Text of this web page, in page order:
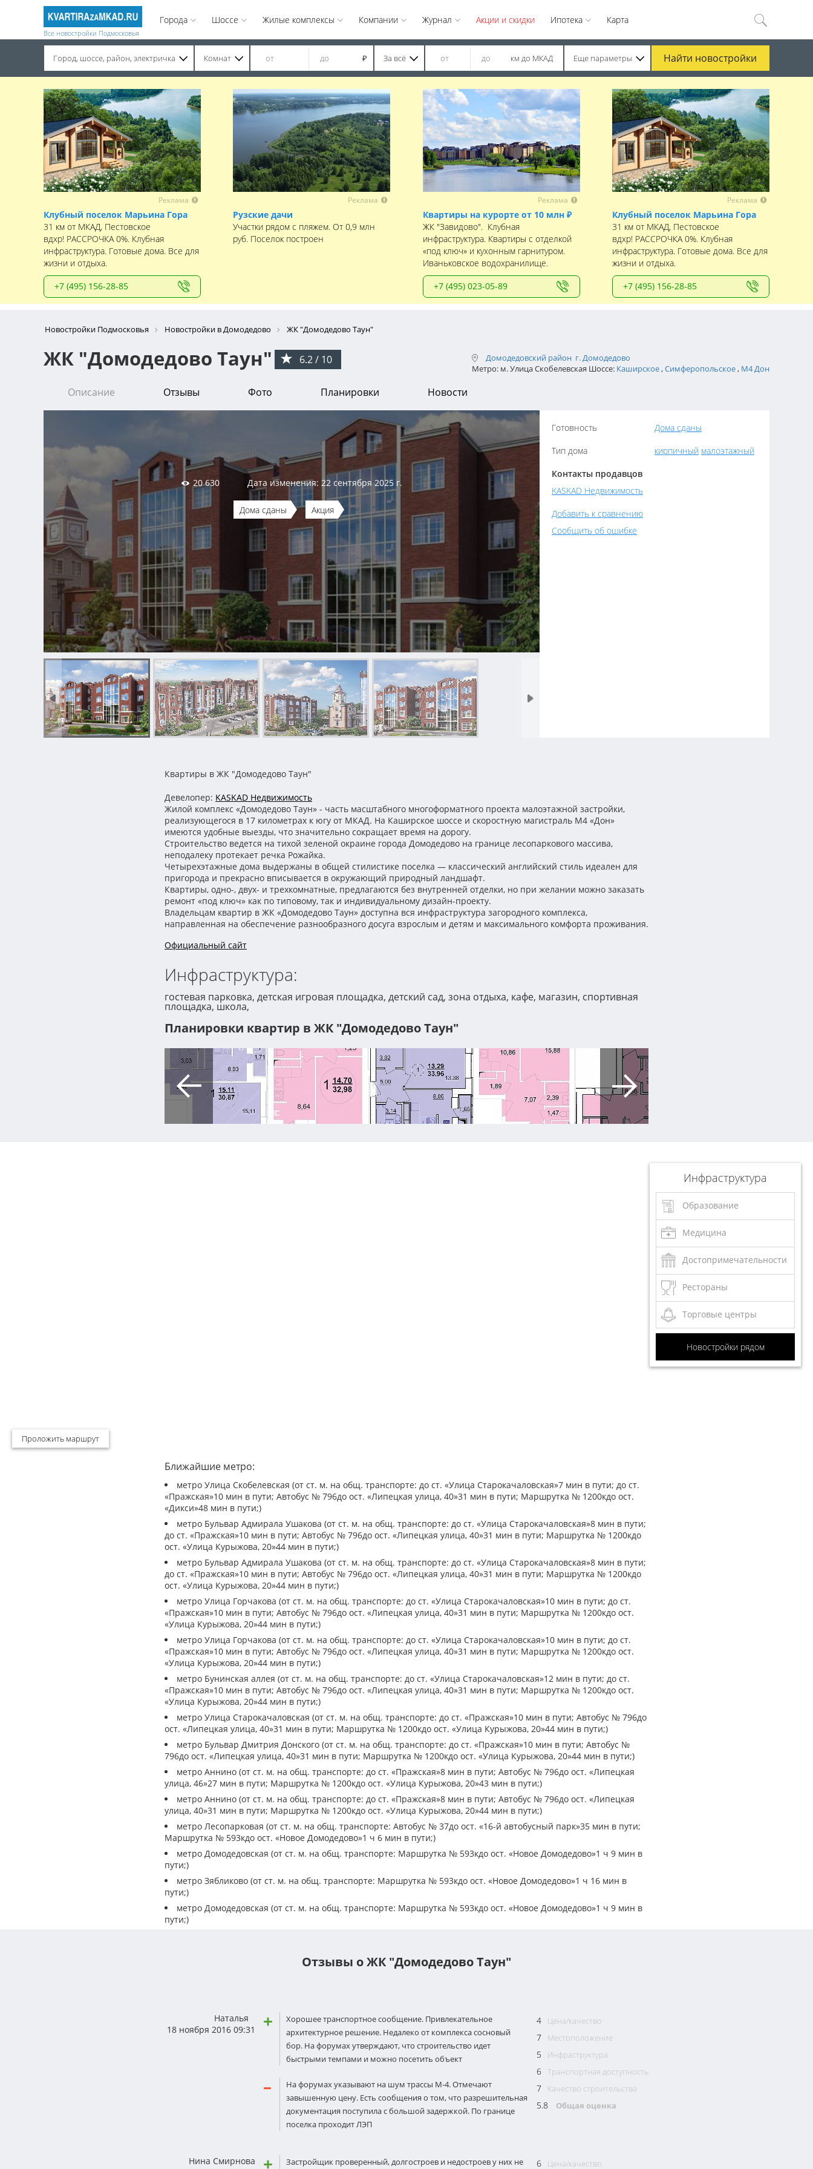
Все новостройки Подмосковья
Города Шоссе Жилые комплексы Компании Журнал Акции и скидки Ипотека Карта
Город, шоссе, район, электричка Комнат ₽ За всё км до МКАД Еще параметры Найти новостройки
Реклама
Клубный поселок Марьина Гора
31 км от МКАД, Пестовское
вдхр! РАССРОЧКА 0%. Клубная
инфраструктура. Готовые дома. Все для
жизни и отдыха.
+7 (495) 156-28-85
Реклама
Рузские дачи
Участки рядом с пляжем. От 0,9 млн
руб. Поселок построен
Реклама
Квартиры на курорте от 10 млн ₽
ЖК "Завидово". Клубная
инфраструктура. Квартиры с отделкой
«под ключ» и кухонным гарнитуром.
Иваньковское водохранилище.
+7 (495) 023-05-89
Реклама
Клубный поселок Марьина Гора
31 км от МКАД, Пестовское
вдхр! РАССРОЧКА 0%. Клубная
инфраструктура. Готовые дома. Все для
жизни и отдыха.
+7 (495) 156-28-85
Новостройки Подмосковья Новостройки в Домодедово ЖК "Домодедово Таун"
ЖК "Домодедово Таун" 6.2 / 10 Домодедовский район г. Домодедово
Метро: м. Улица Скобелевская Шоссе: Каширское ,Симферопольское , М4 Дон
Описание Отзывы Фото Планировки Новости
20 630 Дата изменения: 22 сентября 2025 г.
Дома сданы Акция
Готовность
Дома сданы
Тип дома
кирпичный малоэтажный
Контакты продавцов
KASKAD Недвижимость
Добавить к сравнению
Сообщить об ошибке
Квартиры в ЖК "Домодедово Таун"
Девелопер: KASKAD Недвижимость
Жилой комплекс «Домодедово Таун» - часть масштабного многоформатного проекта малоэтажной застройки,
реализующегося в 17 километрах к югу от МКАД. На Каширское шоссе и скоростную магистраль М4 «Дон»
имеются удобные выезды, что значительно сокращает время на дорогу.
Строительство ведется на тихой зеленой окраине города Домодедово на границе лесопаркового массива,
неподалеку протекает речка Рожайка.
Четырехэтажные дома выдержаны в общей стилистике поселка — классический английский стиль идеален для
пригорода и прекрасно вписывается в окружающий природный ландшафт.
Квартиры, одно-, двух- и трехкомнатные, предлагаются без внутренней отделки, но при желании можно заказать
ремонт «под ключ» как по типовому, так и индивидуальному дизайн-проекту.
Владельцам квартир в ЖК «Домодедово Таун» доступна вся инфраструктура загородного комплекса,
направленная на обеспечение разнообразного досуга взрослым и детям и максимального комфорта проживания.
Официальный сайт
Инфраструктура:
гостевая парковка, детская игровая площадка, детский сад, зона отдыха, кафе, магазин, спортивная
площадка, школа,
Планировки квартир в ЖК "Домодедово Таун"
Инфраструктура
Образование
Медицина
Достопримечательности
Рестораны
Торговые центры
Новостройки рядом
Проложить маршрут
Ближайшие метро:
метро Улица Скобелевская (от ст. м. на общ. транспорте: до ст. «Улица Старокачаловская»7 мин в пути; до ст.
«Пражская»10 мин в пути; Автобус № 796до ост. «Липецкая улица, 40»31 мин в пути; Маршрутка № 1200кдо ост.
«Дикси»48 мин в пути;)
метро Бульвар Адмирала Ушакова (от ст. м. на общ. транспорте: до ст. «Улица Старокачаловская»8 мин в пути;
до ст. «Пражская»10 мин в пути; Автобус № 796до ост. «Липецкая улица, 40»31 мин в пути; Маршрутка № 1200кдо
ост. «Улица Курыжова, 20»44 мин в пути;)
метро Бульвар Адмирала Ушакова (от ст. м. на общ. транспорте: до ст. «Улица Старокачаловская»8 мин в пути;
до ст. «Пражская»10 мин в пути; Автобус № 796до ост. «Липецкая улица, 40»31 мин в пути; Маршрутка № 1200кдо
ост. «Улица Курыжова, 20»44 мин в пути;)
метро Улица Горчакова (от ст. м. на общ. транспорте: до ст. «Улица Старокачаловская»10 мин в пути; до ст.
«Пражская»10 мин в пути; Автобус № 796до ост. «Липецкая улица, 40»31 мин в пути; Маршрутка № 1200кдо ост.
«Улица Курыжова, 20»44 мин в пути;)
метро Улица Горчакова (от ст. м. на общ. транспорте: до ст. «Улица Старокачаловская»10 мин в пути; до ст.
«Пражская»10 мин в пути; Автобус № 796до ост. «Липецкая улица, 40»31 мин в пути; Маршрутка № 1200кдо ост.
«Улица Курыжова, 20»44 мин в пути;)
метро Бунинская аллея (от ст. м. на общ. транспорте: до ст. «Улица Старокачаловская»12 мин в пути; до ст.
«Пражская»10 мин в пути; Автобус № 796до ост. «Липецкая улица, 40»31 мин в пути; Маршрутка № 1200кдо ост.
«Улица Курыжова, 20»44 мин в пути;)
метро Улица Старокачаловская (от ст. м. на общ. транспорте: до ст. «Пражская»10 мин в пути; Автобус № 796до
ост. «Липецкая улица, 40»31 мин в пути; Маршрутка № 1200кдо ост. «Улица Курыжова, 20»44 мин в пути;)
метро Бульвар Дмитрия Донского (от ст. м. на общ. транспорте: до ст. «Пражская»10 мин в пути; Автобус №
796до ост. «Липецкая улица, 40»31 мин в пути; Маршрутка № 1200кдо ост. «Улица Курыжова, 20»44 мин в пути;)
метро Аннино (от ст. м. на общ. транспорте: до ст. «Пражская»8 мин в пути; Автобус № 796до ост. «Липецкая
улица, 46»27 мин в пути; Маршрутка № 1200кдо ост. «Улица Курыжова, 20»43 мин в пути;)
метро Аннино (от ст. м. на общ. транспорте: до ст. «Пражская»8 мин в пути; Автобус № 796до ост. «Липецкая
улица, 40»31 мин в пути; Маршрутка № 1200кдо ост. «Улица Курыжова, 20»44 мин в пути;)
метро Лесопарковая (от ст. м. на общ. транспорте: Автобус № 37до ост. «16-й автобусный парк»35 мин в пути;
Маршрутка № 593кдо ост. «Новое Домодедово»1 ч 6 мин в пути;)
метро Домодедовская (от ст. м. на общ. транспорте: Маршрутка № 593кдо ост. «Новое Домодедово»1 ч 9 мин в
пути;)
метро Зябликово (от ст. м. на общ. транспорте: Маршрутка № 593кдо ост. «Новое Домодедово»1 ч 16 мин в
пути;)
метро Домодедовская (от ст. м. на общ. транспорте: Маршрутка № 593кдо ост. «Новое Домодедово»1 ч 9 мин в
пути;)
Отзывы о ЖК "Домодедово Таун"
Наталья
18 ноября 2016 09:31
Хорошее транспортное сообщение. Привлекательное
архитектурное решение. Недалеко от комплекса сосновый
бор. На форумах утверждают, что строительство идет
быстрыми темпами и можно посетить объект
На форумах указывают на шум трассы М-4. Отмечают
завышенную цену. Есть сообщения о том, что разрешительная
документация поступила с большой задержкой. По границе
поселка проходит ЛЭП
4 Цена/качество
7 Местоположение
5 Инфраструктура
6 Транспортная доступность
7 Качество строительства
5.8 Общая оценка
Нина Смирнова
Застройщик проверенный, долгостроев и недостроев у них не 6 Цена/качество